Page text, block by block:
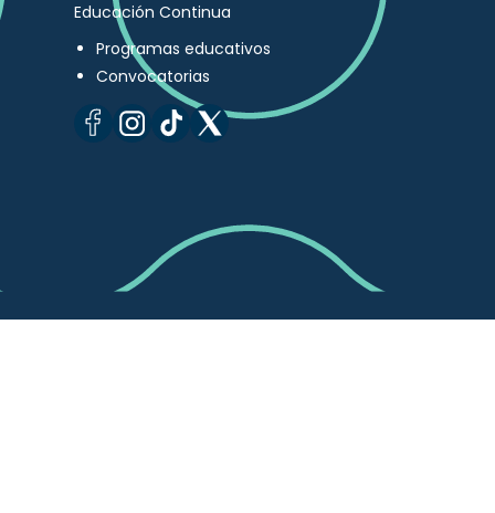
Educación Continua
Programas educativos
Convocatorias